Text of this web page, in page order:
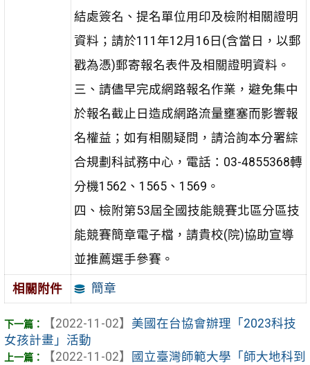
結處簽名、提名單位用印及檢附相關證明
資料；請於111年12月16日(含當日，以郵
戳為憑)郵寄報名表件及相關證明資料。
三、請儘早完成網路報名作業，避免集中
於報名截止日造成網路流量壅塞而影響報
名權益；如有相關疑問，請洽詢本分署綜
合規劃科試務中心，電話：03-4855368轉
分機1562、1565、1569。
四、檢附第53屆全國技能競賽北區分區技
能競賽簡章電子檔，請貴校(院)協助宣導
並推薦選手參賽。
相關附件 簡章
【2022-11-02】 美國在台協會辦理「2023科技
女孩計畫」活動
【2022-11-02】
國立臺灣師範大學「師大地科到